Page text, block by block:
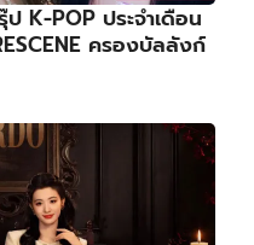
K-POP ประจำเดือน
ครองบัลลังก์